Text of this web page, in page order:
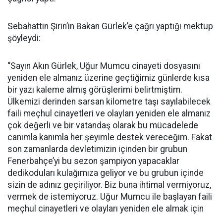
Sebahattin Şirin’in Bakan Gürlek’e çağrı yaptığı mektup
şöyleydi:
“Sayın Akın Gürlek, Uğur Mumcu cinayeti dosyasını
yeniden ele almanız üzerine geçtiğimiz günlerde kısa
bir yazı kaleme almış görüşlerimi belirtmiştim.
Ülkemizi derinden sarsan kilometre taşı sayılabilecek
faili meçhul cinayetleri ve olayları yeniden ele almanız
çok değerli ve bir vatandaş olarak bu mücadelede
canımla kanımla her şeyimle destek vereceğim. Fakat
son zamanlarda devletimizin içinden bir grubun
Fenerbahçe’yi bu sezon şampiyon yapacaklar
dedikoduları kulağımıza geliyor ve bu grubun içinde
sizin de adınız geçiriliyor. Biz buna ihtimal vermiyoruz,
vermek de istemiyoruz. Uğur Mumcu ile başlayan faili
meçhul cinayetleri ve olayları yeniden ele almak için